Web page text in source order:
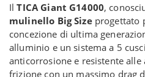
IlTICA Giant G14000,
mulinello Big Sizeprogettato
concezione di ultima
alluminio e un sistema a 5
anticorrosione e resistente
frizione con un massimo drag